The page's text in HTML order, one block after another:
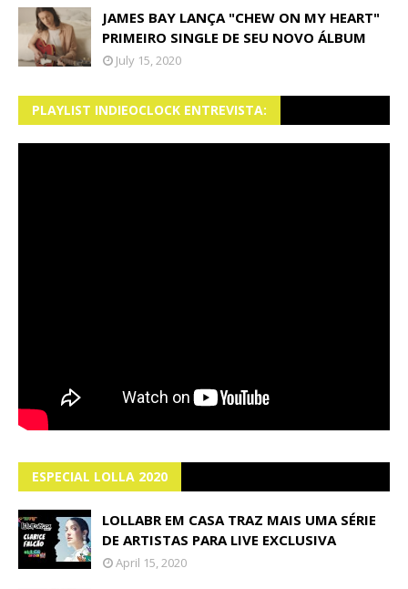
JAMES BAY LANÇA "CHEW ON MY HEART"
PRIMEIRO SINGLE DE SEU NOVO ÁLBUM
July 15, 2020
PLAYLIST INDIEOCLOCK ENTREVISTA:
ESPECIAL LOLLA 2020
LOLLABR EM CASA TRAZ MAIS UMA SÉRIE
DE ARTISTAS PARA LIVE EXCLUSIVA
April 15, 2020